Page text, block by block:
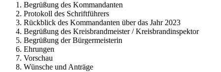
Begrüßung des Kommandanten
Protokoll des Schriftführers
Rückblick des Kommandanten über das Jahr 2023
Begrüßung des Kreisbrandmeister / Kreisbrandinspektor
Begrüßung der Bürgermeisterin
Ehrungen
Vorschau
Wünsche und Anträge